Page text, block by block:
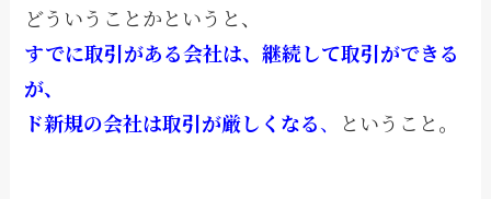
どういうことかというと、
すでに取引がある会社は、継続して取引ができる
が、
ド新規の会社は取引が厳しくなる、 ということ。